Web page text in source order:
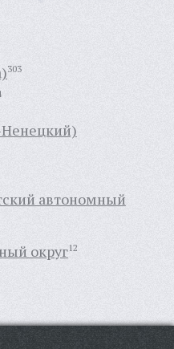
303
автономный
округ12